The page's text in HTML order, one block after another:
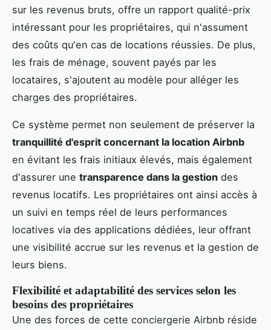
sur les revenus bruts, offre un rapport qualité-prix
intéressant pour les propriétaires, qui n'assument
des coûts qu'en cas de locations réussies. De plus,
les frais de ménage, souvent payés par les
locataires, s'ajoutent au modèle pour alléger les
charges des propriétaires.
Ce système permet non seulement de préserver la
tranquillité d'esprit concernant la location Airbnb
en évitant les frais initiaux élevés, mais également
d'assurer une transparence dans la gestion des
revenus locatifs. Les propriétaires ont ainsi accès à
un suivi en temps réel de leurs performances
locatives via des applications dédiées, leur offrant
une visibilité accrue sur les revenus et la gestion de
leurs biens.
Flexibilité et adaptabilité des services selon les
besoins des propriétaires
Une des forces de cette conciergerie Airbnb réside